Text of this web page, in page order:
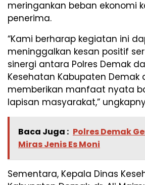
meringankan beban ekonomi
penerima.
“Kami berharap kegiatan ini
meninggalkan kesan positif
sinergi antara Polres Demak
Kesehatan Kabupaten Demak
memberikan manfaat nyata
lapisan masyarakat,”
Baca Juga : Polres Demak
Miras Jenis Es Moni
Sementara, Kepala Dinas